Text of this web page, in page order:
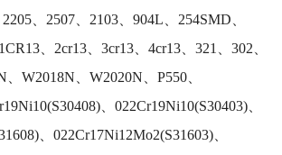
、2507、2103、904L、254SMD、
、2cr13、3cr13、4cr13、321、302、
W2018N、W2020N、P550、
、022Cr19Ni10(S30403)、
、022Cr17Ni12Mo2(S31603)、